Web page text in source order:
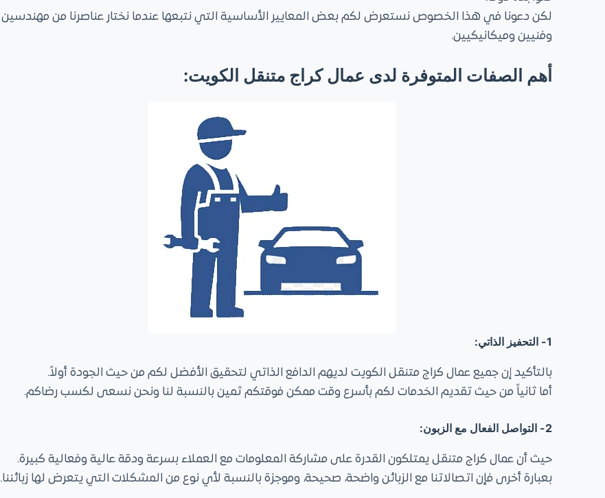
لكن دعونا في هذا الخصوص نستعرض لكم بعض المعايير الأساسية التي نتبعها عندما نختار عناصرنا من مهندسين
وفنيين وميكانيكيين.
أهم الصفات المتوفرة لدى عمال كراج متنقل الكويت:
1- التحفيز الذاتي:
بالتأكيد إن جميع عمال كراج متنقل الكويت لديهم الدافع الذاتي لتحقيق الأفضل لكم من حيث الجودة أولاً.
أما ثانياً من حيث تقديم الخدمات لكم بأسرع وقت ممكن فوقتكم ثمين بالنسبة لنا ونحن نسعى لكسب رضاكم.
2- التواصل الفعال مع الزبون:
حيث أن عمال كراج متنقل يمتلكون القدرة على مشاركة المعلومات مع العملاء بسرعة ودقة عالية وفعالية كبيرة.
بعبارة أخرى فإن اتصالاتنا مع الزبائن واضحة، صحيحة، وموجزة بالنسبة لأي نوع من المشكلات التي يتعرض لها زبائننا.